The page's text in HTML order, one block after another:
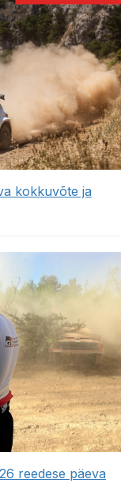
kokkuvõte ja
reedese päeva